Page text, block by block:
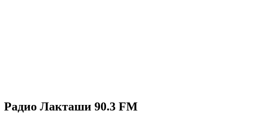
Радио Лакташи 90.3 FM